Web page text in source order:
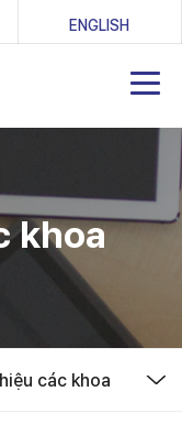
ENGLISH
khoa
các khoa